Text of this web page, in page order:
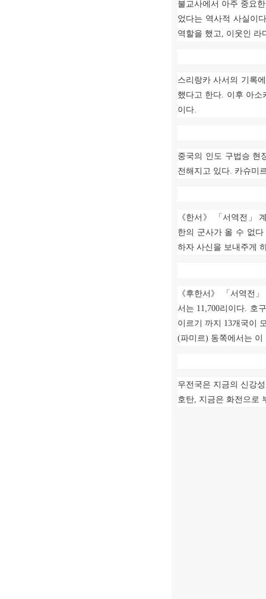
불교사에서 아주 중요
었다는 역사적 사실이다
역할을 했고, 이웃인 라
스리랑카 사서의 기록
했다고 한다. 이후 아소
이다.
중국의 인도 구법승 현
전해지고 있다. 카슈미
《한서 》 「서역전 」
한의 군사가 올 수 없
하자 사신을 보내주게
《후한서 》 「 서역전 」
서는 11,700리이다. 호
이르기 까지 13개국이
(파미르) 동쪽에서는 이
우전국은 지금의 신강
호탄, 지금은 화전으로